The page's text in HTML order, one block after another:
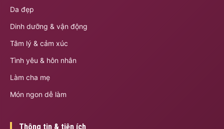
Da đẹp
Dinh dưỡng & vận động
Tâm lý & cảm xúc
Tình yêu & hôn nhân
Làm cha mẹ
Món ngon dễ làm
Thông tin & tiện ích